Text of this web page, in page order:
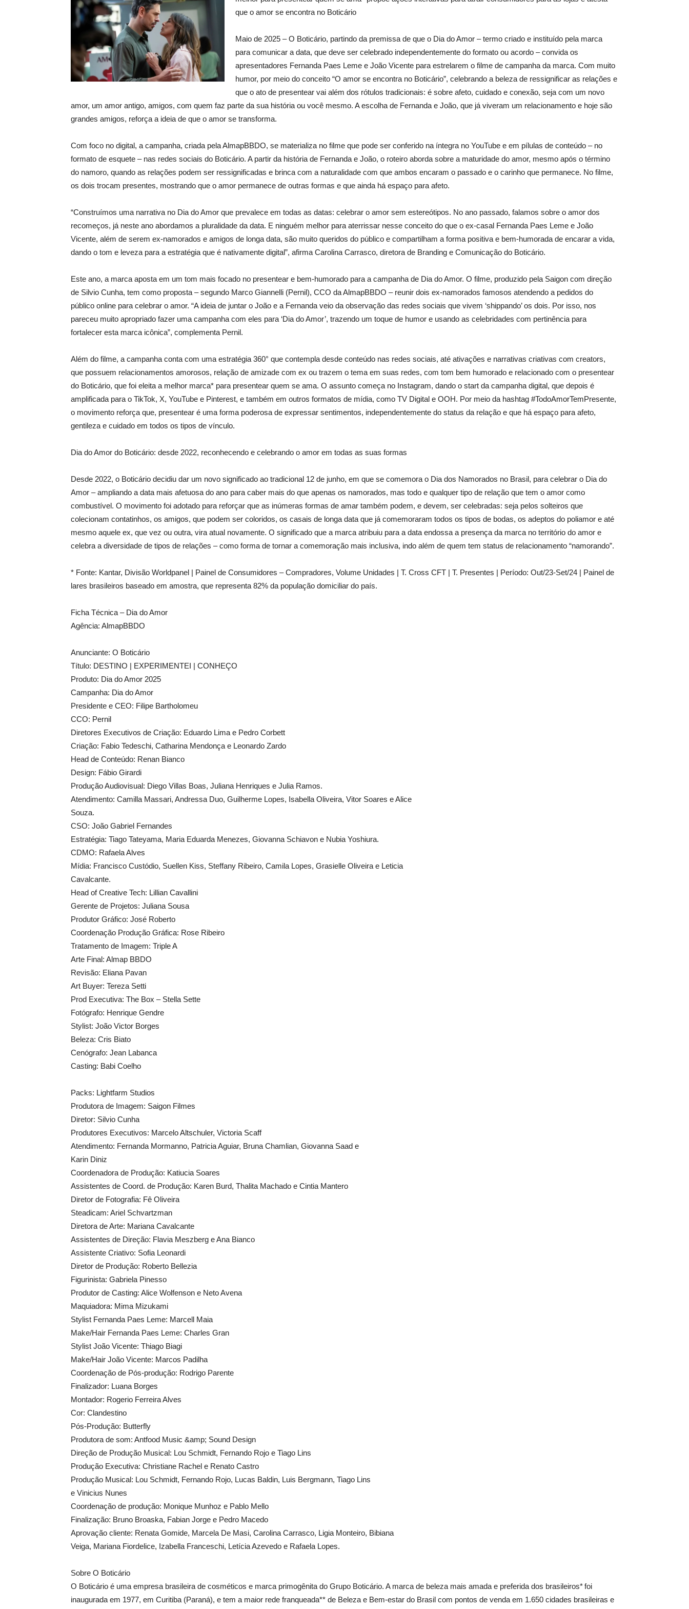
que o amor se encontra no Boticário
Maio de 2025 – O Boticário, partindo da premissa de que o Dia do Amor – termo criado e instituído pela marca
para comunicar a data, que deve ser celebrado independentemente do formato ou acordo – convida os
apresentadores Fernanda Paes Leme e João Vicente para estrelarem o filme de campanha da marca. Com muito
humor, por meio do conceito “O amor se encontra no Boticário”, celebrando a beleza de ressignificar as relações e
que o ato de presentear vai além dos rótulos tradicionais: é sobre afeto, cuidado e conexão, seja com um novo
amor, um amor antigo, amigos, com quem faz parte da sua história ou você mesmo. A escolha de Fernanda e João, que já viveram um relacionamento e hoje são
grandes amigos, reforça a ideia de que o amor se transforma.
Com foco no digital, a campanha, criada pela AlmapBBDO, se materializa no filme que pode ser conferido na íntegra no YouTube e em pílulas de conteúdo – no
formato de esquete – nas redes sociais do Boticário. A partir da história de Fernanda e João, o roteiro aborda sobre a maturidade do amor, mesmo após o término
do namoro, quando as relações podem ser ressignificadas e brinca com a naturalidade com que ambos encaram o passado e o carinho que permanece. No filme,
os dois trocam presentes, mostrando que o amor permanece de outras formas e que ainda há espaço para afeto.
“Construímos uma narrativa no Dia do Amor que prevalece em todas as datas: celebrar o amor sem estereótipos. No ano passado, falamos sobre o amor dos
recomeços, já neste ano abordamos a pluralidade da data. E ninguém melhor para aterrissar nesse conceito do que o ex-casal Fernanda Paes Leme e João
Vicente, além de serem ex-namorados e amigos de longa data, são muito queridos do público e compartilham a forma positiva e bem-humorada de encarar a vida,
dando o tom e leveza para a estratégia que é nativamente digital”, afirma Carolina Carrasco, diretora de Branding e Comunicação do Boticário.
Este ano, a marca aposta em um tom mais focado no presentear e bem-humorado para a campanha de Dia do Amor. O filme, produzido pela Saigon com direção
de Silvio Cunha, tem como proposta – segundo Marco Giannelli (Pernil), CCO da AlmapBBDO – reunir dois ex-namorados famosos atendendo a pedidos do
público online para celebrar o amor. “A ideia de juntar o João e a Fernanda veio da observação das redes sociais que vivem ‘shippando’ os dois. Por isso, nos
pareceu muito apropriado fazer uma campanha com eles para ‘Dia do Amor’, trazendo um toque de humor e usando as celebridades com pertinência para
fortalecer esta marca icônica”, complementa Pernil.
Além do filme, a campanha conta com uma estratégia 360° que contempla desde conteúdo nas redes sociais, até ativações e narrativas criativas com creators,
que possuem relacionamentos amorosos, relação de amizade com ex ou trazem o tema em suas redes, com tom bem humorado e relacionado com o presentear
do Boticário, que foi eleita a melhor marca* para presentear quem se ama. O assunto começa no Instagram, dando o start da campanha digital, que depois é
amplificada para o TikTok, X, YouTube e Pinterest, e também em outros formatos de mídia, como TV Digital e OOH. Por meio da hashtag #TodoAmorTemPresente,
o movimento reforça que, presentear é uma forma poderosa de expressar sentimentos, independentemente do status da relação e que há espaço para afeto,
gentileza e cuidado em todos os tipos de vínculo.
Dia do Amor do Boticário: desde 2022, reconhecendo e celebrando o amor em todas as suas formas
Desde 2022, o Boticário decidiu dar um novo significado ao tradicional 12 de junho, em que se comemora o Dia dos Namorados no Brasil, para celebrar o Dia do
Amor – ampliando a data mais afetuosa do ano para caber mais do que apenas os namorados, mas todo e qualquer tipo de relação que tem o amor como
combustível. O movimento foi adotado para reforçar que as inúmeras formas de amar também podem, e devem, ser celebradas: seja pelos solteiros que
colecionam contatinhos, os amigos, que podem ser coloridos, os casais de longa data que já comemoraram todos os tipos de bodas, os adeptos do poliamor e até
mesmo aquele ex, que vez ou outra, vira atual novamente. O significado que a marca atribuiu para a data endossa a presença da marca no território do amor e
celebra a diversidade de tipos de relações – como forma de tornar a comemoração mais inclusiva, indo além de quem tem status de relacionamento “namorando”.
* Fonte: Kantar, Divisão Worldpanel | Painel de Consumidores – Compradores, Volume Unidades | T. Cross CFT | T. Presentes | Período: Out/23-Set/24 | Painel de
lares brasileiros baseado em amostra, que representa 82% da população domiciliar do país.
Ficha Técnica – Dia do Amor
Agência: AlmapBBDO
Anunciante: O Boticário
Título: DESTINO | EXPERIMENTEI | CONHEÇO
Produto: Dia do Amor 2025
Campanha: Dia do Amor
Presidente e CEO: Filipe Bartholomeu
CCO: Pernil
Diretores Executivos de Criação: Eduardo Lima e Pedro Corbett
Criação: Fabio Tedeschi, Catharina Mendonça e Leonardo Zardo
Head de Conteúdo: Renan Bianco
Design: Fábio Girardi
Produção Audiovisual: Diego Villas Boas, Juliana Henriques e Julia Ramos.
Atendimento: Camilla Massari, Andressa Duo, Guilherme Lopes, Isabella Oliveira, Vitor Soares e Alice
Souza.
CSO: João Gabriel Fernandes
Estratégia: Tiago Tateyama, Maria Eduarda Menezes, Giovanna Schiavon e Nubia Yoshiura.
CDMO: Rafaela Alves
Mídia: Francisco Custódio, Suellen Kiss, Steffany Ribeiro, Camila Lopes, Grasielle Oliveira e Leticia
Cavalcante.
Head of Creative Tech: Lillian Cavallini
Gerente de Projetos: Juliana Sousa
Produtor Gráfico: José Roberto
Coordenação Produção Gráfica: Rose Ribeiro
Tratamento de Imagem: Triple A
Arte Final: Almap BBDO
Revisão: Eliana Pavan
Art Buyer: Tereza Setti
Prod Executiva: The Box – Stella Sette
Fotógrafo: Henrique Gendre
Stylist: João Victor Borges
Beleza: Cris Biato
Cenógrafo: Jean Labanca
Casting: Babi Coelho
Packs: Lightfarm Studios
Produtora de Imagem: Saigon Filmes
Diretor: Silvio Cunha
Produtores Executivos: Marcelo Altschuler, Victoria Scaff
Atendimento: Fernanda Mormanno, Patricia Aguiar, Bruna Chamlian, Giovanna Saad e
Karin Diniz
Coordenadora de Produção: Katiucia Soares
Assistentes de Coord. de Produção: Karen Burd, Thalita Machado e Cintia Mantero
Diretor de Fotografia: Fê Oliveira
Steadicam: Ariel Schvartzman
Diretora de Arte: Mariana Cavalcante
Assistentes de Direção: Flavia Meszberg e Ana Bianco
Assistente Criativo: Sofia Leonardi
Diretor de Produção: Roberto Bellezia
Figurinista: Gabriela Pinesso
Produtor de Casting: Alice Wolfenson e Neto Avena
Maquiadora: Mima Mizukami
Stylist Fernanda Paes Leme: Marcell Maia
Make/Hair Fernanda Paes Leme: Charles Gran
Stylist João Vicente: Thiago Biagi
Make/Hair João Vicente: Marcos Padilha
Coordenação de Pós-produção: Rodrigo Parente
Finalizador: Luana Borges
Montador: Rogerio Ferreira Alves
Cor: Clandestino
Pós-Produção: Butterfly
Produtora de som: Antfood Music &amp; Sound Design
Direção de Produção Musical: Lou Schmidt, Fernando Rojo e Tiago Lins
Produção Executiva: Christiane Rachel e Renato Castro
Produção Musical: Lou Schmidt, Fernando Rojo, Lucas Baldin, Luis Bergmann, Tiago Lins
e Vinicius Nunes
Coordenação de produção: Monique Munhoz e Pablo Mello
Finalização: Bruno Broaska, Fabian Jorge e Pedro Macedo
Aprovação cliente: Renata Gomide, Marcela De Masi, Carolina Carrasco, Ligia Monteiro, Bibiana
Veiga, Mariana Fiordelice, Izabella Franceschi, Letícia Azevedo e Rafaela Lopes.
Sobre O Boticário
O Boticário é uma empresa brasileira de cosméticos e marca primogênita do Grupo Boticário. A marca de beleza mais amada e preferida dos brasileiros* foi
inaugurada em 1977, em Curitiba (Paraná), e tem a maior rede franqueada** de Beleza e Bem-estar do Brasil com pontos de venda em 1.650 cidades brasileiras e